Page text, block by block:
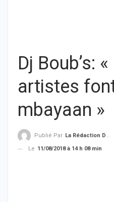
Dj Boub’s:
artistes
mbayaan »
Publié Par La Rédaction De THIEYSENEGAL.com
Le 11/08/2018 à 14 h 08 min